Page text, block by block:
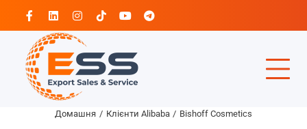
Перейти
Facebook
LinkedinInstagram
TiktokYoutubeTelegram
Домашня Клієнти Alibaba Bishoff Cosmetics